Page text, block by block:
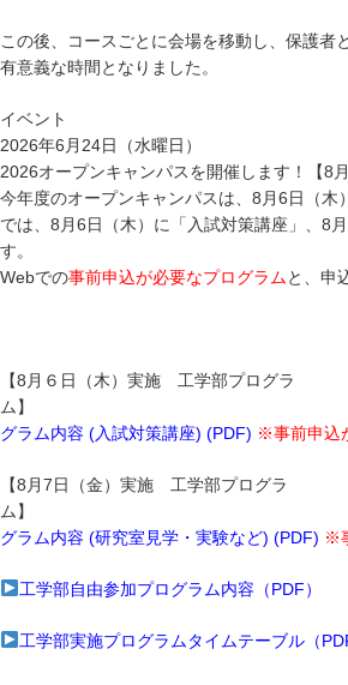
この後、コースごとに会場を移動し、保護者
有意義な時間となりました。
イベント
2026年6月24日（水曜日）
2026オープンキャンパスを開催します！【8
今年度のオープ
では、8月6日（木）に「入試対策講座」、8
Webでの事前申込が必要なプログラムと、申
【8月６日（木）実施 工学部プログラ
グラム内容 (入試対策講座) (PDF) ※
【8月7日（金）実施 工学部プログラ
グラム内容 (研究室見学・実験など) (PDF) ※
工学部自由参加プログラム内容（PDF）
工学部実施プログラムタイムテーブル（